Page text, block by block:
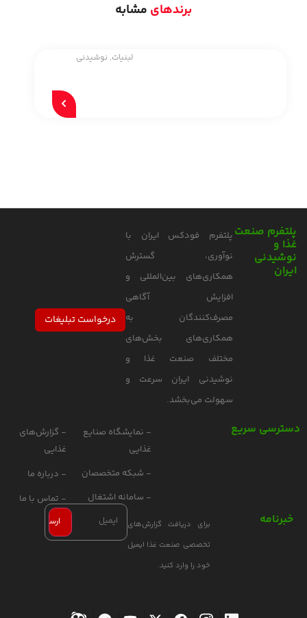
برندهای مشابه
لبنیات, نوشیدنی
پلتفرم صنعت
غذا و
نوشیدنی
ایران
پلتفرم فودکس ایران با
نوآوری، گسترش
همکاری‌های بین‌المللی و
افزایش آگاهی
مصرف‌کنندگان به
همکاری‌های بخش‌های
مختلف صنعت غذا و
نوشیدنی ایران سرعت و
سهولت می‌بخشد.
درخواست تبلیغات
دسترسی سریع
- نمایشگاه صنایع
غذایی
- شبکه متخصصان
- سامانه اشتغال
- گزارش‌های
غذایی
- درباره ما
- تماس با ما
خبرنامه
برای دریافت گزارش‌های
تخصصی صنعت غذا ایمیل
خود را وارد کنید.